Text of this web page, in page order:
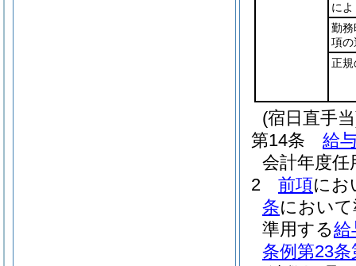
に
勤務
項の
正規
(宿日直手
第14条
給
会計年度
2
前項にお
条におい
準用する給
条例第23条